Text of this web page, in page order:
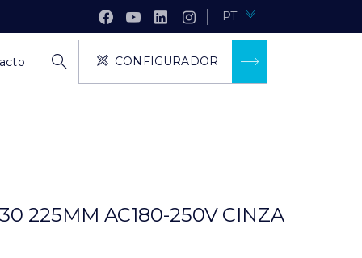
PT
CONFIGURADOR
225MM AC180-250V CINZA